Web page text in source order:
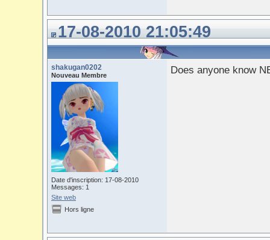
17-08-2010 21:05:49
shakugan0202
Nouveau Membre
Date d'inscription: 17-08-2010
Messages: 1
Site web
Does anyone know
Hors ligne